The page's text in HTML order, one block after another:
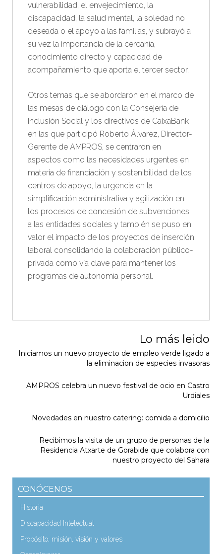
vulnerabilidad, el envejecimiento, la
discapacidad, la salud mental, la soledad no
deseada o el apoyo a las familias, y subrayó a
su vez la importancia de la cercanía,
conocimiento directo y capacidad de
acompañamiento que aporta el tercer sector.
Otros temas que se abordaron en el marco de
las mesas de diálogo con la Consejería de
Inclusión Social y los directivos de CaixaBank
en las que participó Roberto Álvarez, Director-
Gerente de AMPROS, se centraron en
aspectos como las necesidades urgentes en
materia de financiación y sostenibilidad de los
centros de apoyo, la urgencia en la
simplificación administrativa y agilización en
los procesos de concesión de subvenciones
a las entidades sociales y también se puso en
valor el impacto de los proyectos de inserción
laboral consolidando la colaboración público-
privada como vía clave para mantener los
programas de autonomía personal.
Lo más leido
Iniciamos un nuevo proyecto de empleo verde ligado a
la eliminacion de especies invasoras
AMPROS celebra un nuevo festival de ocio en Castro
Urdiales
Novedades en nuestro catering: comida a domicilio
Recibimos la visita de un grupo de personas de la
Residencia Atxarte de Gorabide que colabora con
nuestro proyecto del Sahara
CONÓCENOS
Historia
Discapacidad Intelectual
Propósito, misión, visión y valores